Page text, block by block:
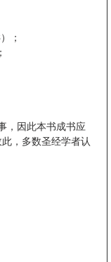
；
，因此本书成书应
，多数圣经学者认